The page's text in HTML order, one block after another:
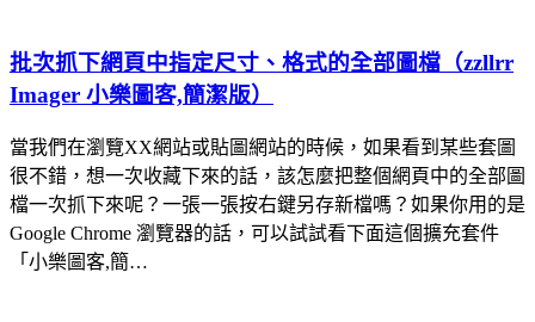
批次抓下網頁中指定尺寸、格式的全部圖檔（zzllrr
Imager 小樂圖客,簡潔版）
當我們在瀏覽XX網站或貼圖網站的時候，如果看到某些套圖
很不錯，想一次收藏下來的話，該怎麼把整個網頁中的全部圖
檔一次抓下來呢？一張一張按右鍵另存新檔嗎？如果你用的是
Google Chrome 瀏覽器的話，可以試試看下面這個擴充套件
「小樂圖客,簡…